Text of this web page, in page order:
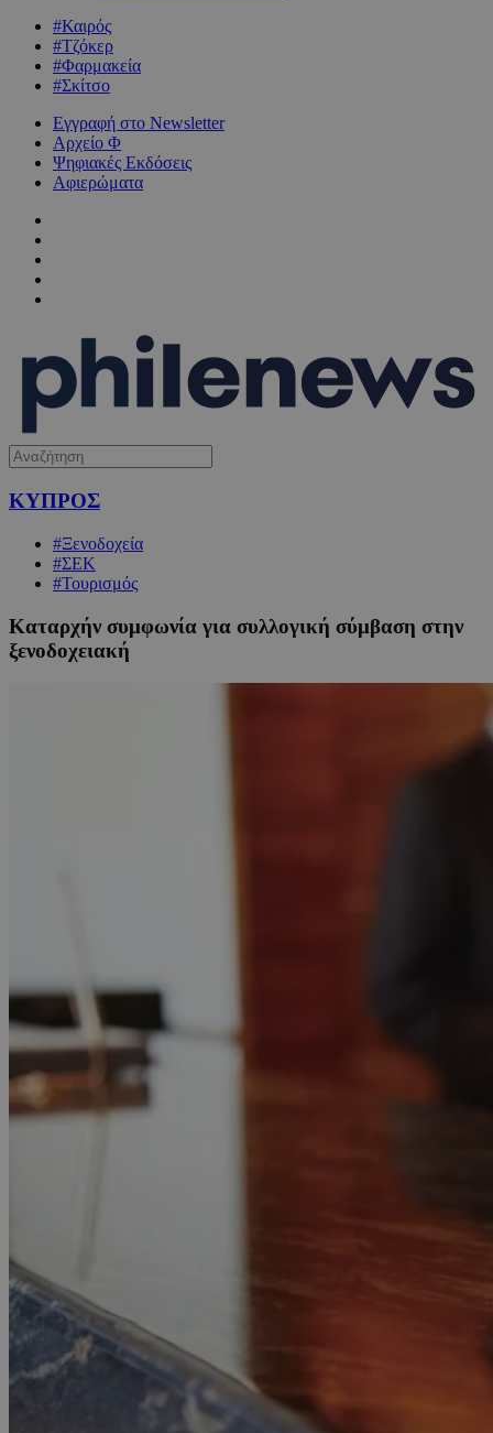
#Καιρός
#Τζόκερ
#Φαρμακεία
#Σκίτσο
Εγγραφή στο Newsletter
Αρχείο Φ
Ψηφιακές Εκδόσεις
Αφιερώματα
ΚΥΠΡΟΣ
#Ξενοδοχεία
#ΣΕΚ
#Τουρισμός
Καταρχήν συμφωνία για συλλογική σύμβαση στην
ξενοδοχειακή